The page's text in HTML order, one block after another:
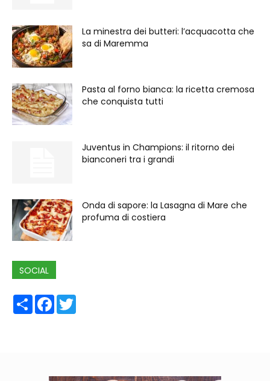
La minestra dei butteri: l’acquacotta che
sa di Maremma
Pasta al forno bianca: la ricetta cremosa
che conquista tutti
Juventus in Champions: il ritorno dei
bianconeri tra i grandi
Onda di sapore: la Lasagna di Mare che
profuma di costiera
SOCIAL
ShareFacebook